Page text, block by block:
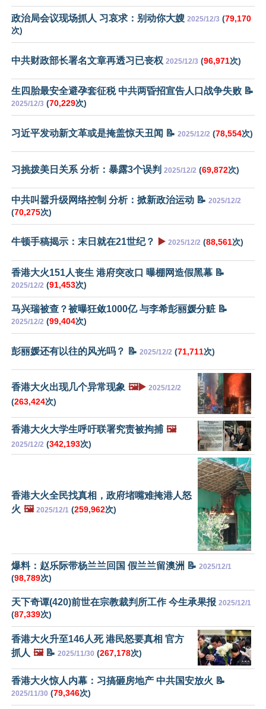
政治局会议现场抓人 习哀求：别动你大嫂 2025/12/3 (79,170
次)
中共财政部长署名文章再透习已丧权 2025/12/3 (96,971次)
生四胎最安全避孕套征税 中共两昏招宣告人口战争失败 📝
2025/12/3 (70,229次)
习近平发动新文革或是掩盖惊天丑闻 📝 2025/12/2 (78,554次)
习挑拨美日关系 分析：暴露3个误判 2025/12/2 (69,872次)
中共叫嚣升级网络控制 分析：掀新政治运动 📝 2025/12/2
(70,275次)
牛顿手稿揭示：末日就在21世纪？ ▶️ 2025/12/2 (88,561次)
香港大火151人丧生 港府突改口 曝棚网造假黑幕 📝
2025/12/2 (91,453次)
马兴瑞被查？被曝狂敛1000亿 与李希彭丽媛分赃 📝
2025/12/2 (99,404次)
彭丽媛还有以往的风光吗？ 📝 2025/12/2 (71,711次)
香港大火出现几个异常现象 🖼️▶️ 2025/12/2
(263,424次)
香港大火大学生呼吁联署究责被拘捕 🖼️
2025/12/2 (342,193次)
香港大火全民找真相，政府堵嘴难掩港人怒
火 🖼️ 2025/12/1 (259,962次)
爆料：赵乐际带杨兰兰回国 假兰兰留澳洲 📝 2025/12/1
(98,789次)
天下奇谭(420)前世在宗教裁判所工作 今生承果报 2025/12/1
(87,339次)
香港大火升至146人死 港民怒要真相 官方
抓人 🖼️📝 2025/11/30 (267,178次)
香港大火惊人内幕：习搞砸房地产 中共国安放火 📝
2025/11/30 (79,346次)